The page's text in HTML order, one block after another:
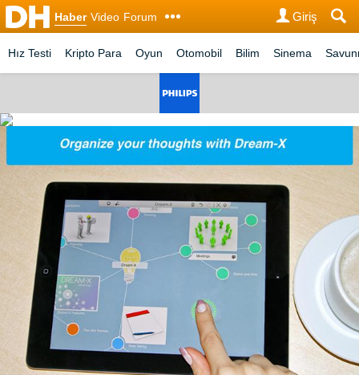
Haber Video Forum Giriş
Hız Testi Kripto Para Oyun Otomobil Bilim Sinema